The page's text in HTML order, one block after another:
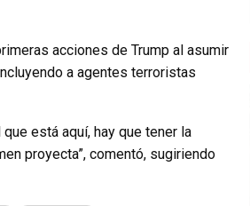
acciones de Trump al asumir
a agentes terroristas
está aquí, hay que tener la
proyecta”, comentó, sugiriendo